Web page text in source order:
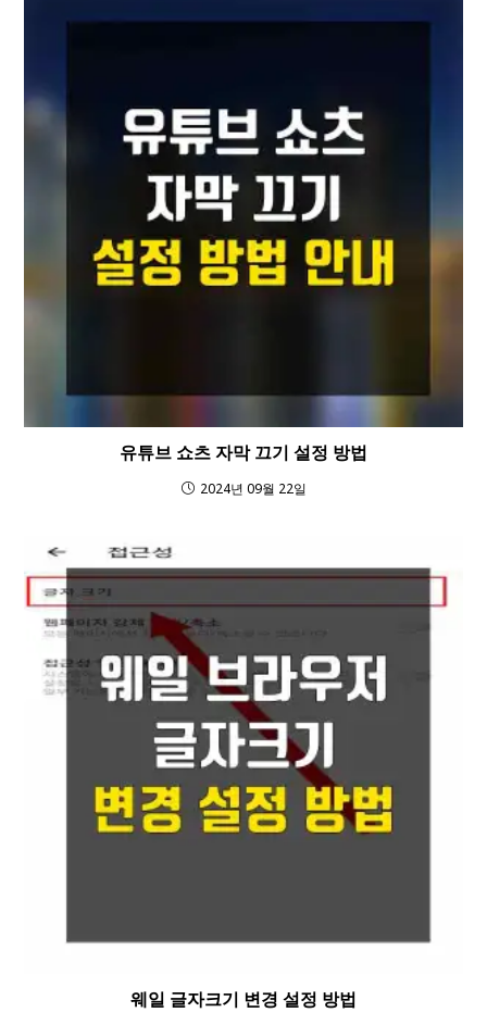
유튜브 쇼츠 자막 끄기 설정 방법
2024년 09월 22일
웨일 글자크기 변경 설정 방법